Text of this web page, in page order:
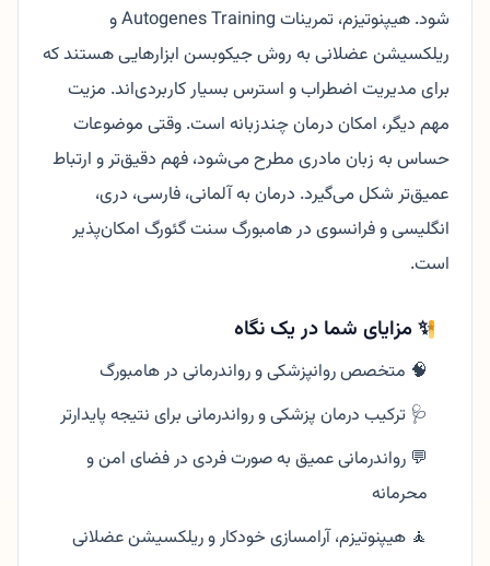
شود. هیپنوتیزم، تمرینات Autogenes Training و
ریلکسیشن عضلانی به روش جیکوبسن ابزارهایی هستند که
برای مدیریت اضطراب و استرس بسیار کاربردی‌اند. مزیت
مهم دیگر، امکان درمان چندزبانه است. وقتی موضوعات
حساس به زبان مادری مطرح می‌شود، فهم دقیق‌تر و ارتباط
عمیق‌تر شکل می‌گیرد. درمان به آلمانی، فارسی، دری،
انگلیسی و فرانسوی در هامبورگ سنت گئورگ امکان‌پذیر
است.
✨ مزایای شما در یک نگاه
🧠 متخصص روانپزشکی و رواندرمانی در هامبورگ
🩺 ترکیب درمان پزشکی و رواندرمانی برای نتیجه پایدارتر
💬 رواندرمانی عمیق به صورت فردی در فضای امن و
محرمانه
🧘 هیپنوتیزم، آرامسازی خودکار و ریلکسیشن عضلانی